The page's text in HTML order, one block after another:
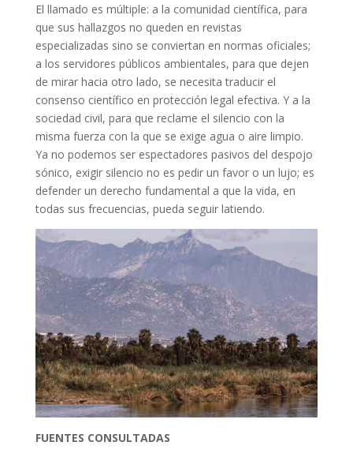
El llamado es múltiple: a la comunidad científica, para
que sus hallazgos no queden en revistas
especializadas sino se conviertan en normas oficiales;
a los servidores públicos ambientales, para que dejen
de mirar hacia otro lado, se necesita traducir el
consenso científico en protección legal efectiva. Y a la
sociedad civil, para que reclame el silencio con la
misma fuerza con la que se exige agua o aire limpio.
Ya no podemos ser espectadores pasivos del despojo
sónico, exigir silencio no es pedir un favor o un lujo; es
defender un derecho fundamental a que la vida, en
todas sus frecuencias, pueda seguir latiendo.
FUENTES CONSULTADAS